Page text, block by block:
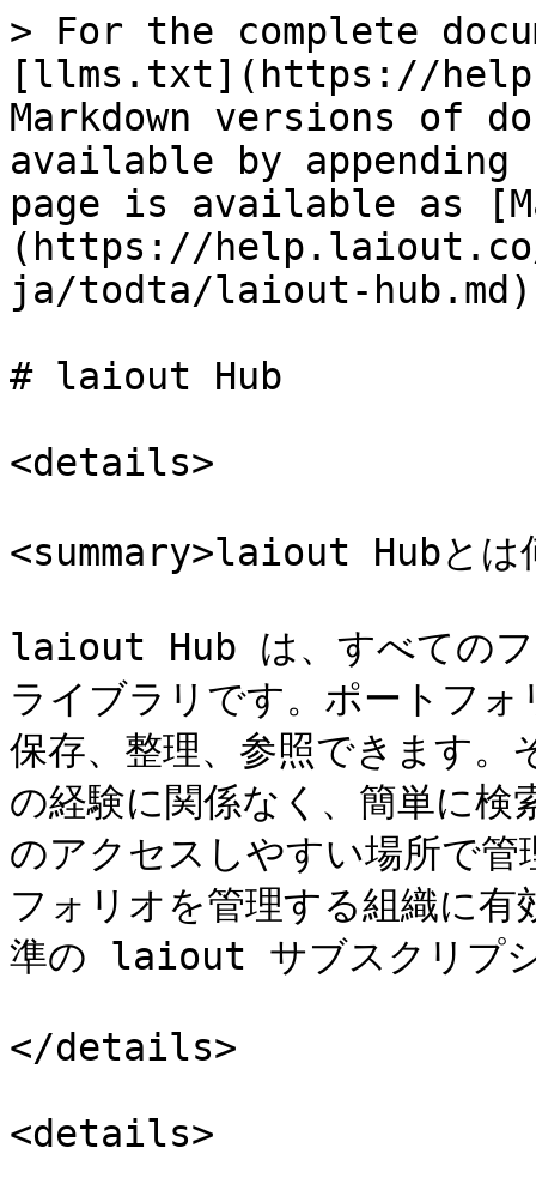
> For the complete
[llms.txt](https://
Markdown versions of
available by
page is available as
(https://help.laiout.co/
ja/todta/laiout-
# laiout Hub
<details>
<summary>laiout Hubとは
laiout Hub は、すべてのフ
ライブラリです。ポートフ
保存、整理、参照できます。
の経験に関係なく、簡単に
のアクセスしやすい場所で
フォリオを管理する組織に
準の laiout サブスクリプシ
</details>
<details>